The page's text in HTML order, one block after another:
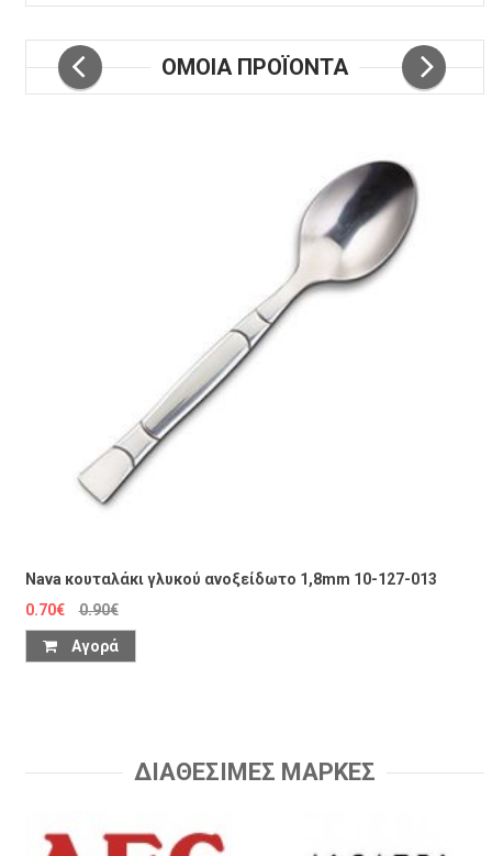
ΟΜΟΙΑ ΠΡΟΪΟΝΤΑ
Nava κουταλάκι γλυκού ανοξείδωτο 1,8mm 10-127-013
0.70€
0.90€
Αγορά
ΔΙΑΘΕΣΙΜΕΣ ΜΑΡΚΕΣ